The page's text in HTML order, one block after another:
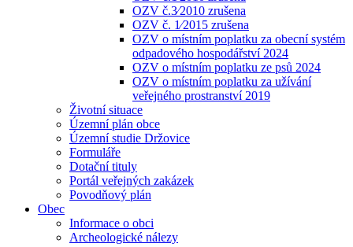
OZV č.3⁄2010 zrušena
OZV č. 1⁄2015 zrušena
OZV o místním poplatku za obecní systém
odpadového hospodářství 2024
OZV o místním poplatku ze psů 2024
OZV o místním poplatku za užívání
veřejného prostranství 2019
Životní situace
Územní plán obce
Územní studie Držovice
Formuláře
Dotační tituly
Portál veřejných zakázek
Povodňový plán
Obec
Informace o obci
Archeologické nálezy